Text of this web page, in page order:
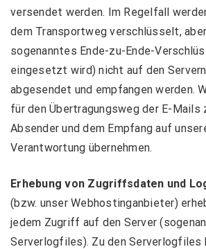
versendet werden. Im Regelfall
dem Transportweg verschlüsselt,
sogenanntes Ende-zu-Ende-
eingesetzt wird) nicht auf den
abgesendet und empfangen werden.
für den Übertragungsweg der E-Mails
Absender und dem Empfang auf
Verantwortung übernehmen.
Erhebung von Zugriffsdaten und
(bzw. unser Webhostinganbieter)
jedem Zugriff auf den Server
Serverlogfiles). Zu den Serverlogfiles